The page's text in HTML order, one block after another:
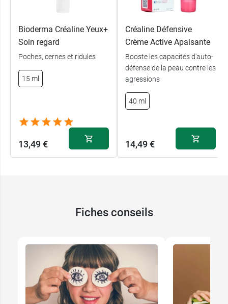
Bioderma Créaline Yeux+
Soin regard
Poches, cernes et ridules
15 ml
13,49 €
Créaline Défensive
Crème Active Apaisante
Booste les capacités d'auto-
défense de la peau contre les
agressions
40 ml
14,49 €
Fiches conseils